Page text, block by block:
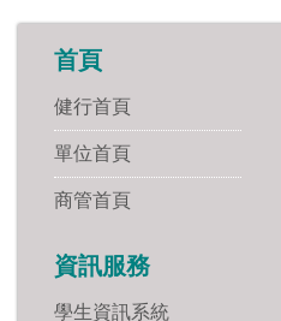
首頁
健行首頁
單位首頁
商管首頁
資訊服務
學生資訊系統